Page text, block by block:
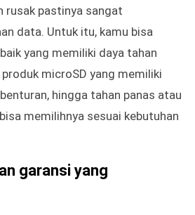
rusak pastinya sangat
data. Untuk itu, kamu bisa
yang memiliki daya tahan
microSD yang memiliki
hingga tahan panas atau
memilihnya sesuai kebutuhan
garansi yang